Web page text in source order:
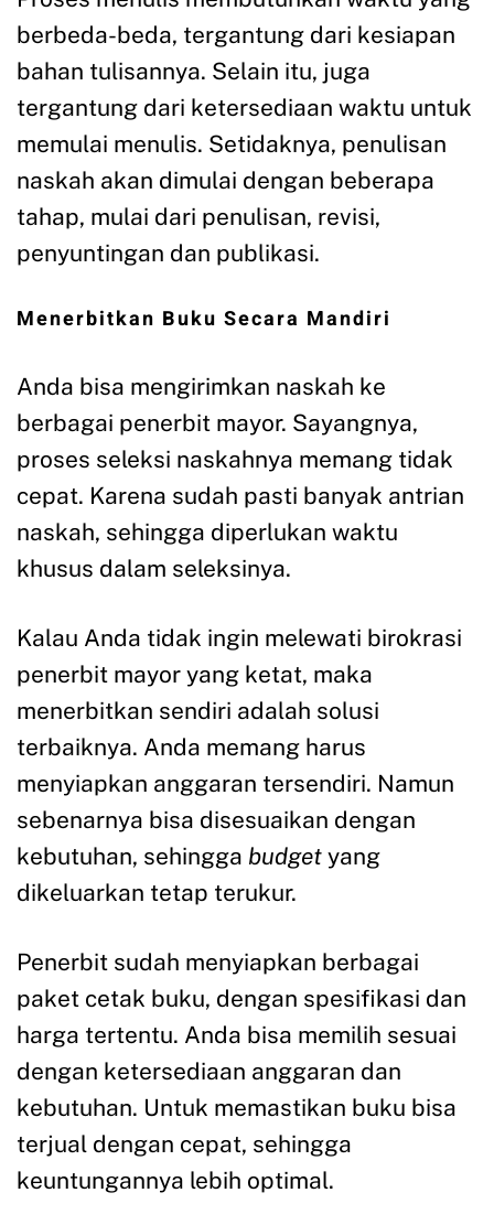
berbeda-beda, tergantung dari kesiapan
bahan tulisannya. Selain itu, juga
tergantung dari ketersediaan waktu untuk
memulai menulis. Setidaknya, penulisan
naskah akan dimulai dengan beberapa
tahap, mulai dari penulisan, revisi,
penyuntingan dan publikasi.
Menerbitkan Buku Secara Mandiri
Anda bisa mengirimkan naskah ke
berbagai penerbit mayor. Sayangnya,
proses seleksi naskahnya memang tidak
cepat. Karena sudah pasti banyak antrian
naskah, sehingga diperlukan waktu
khusus dalam seleksinya.
Kalau Anda tidak ingin melewati birokrasi
penerbit mayor yang ketat, maka
menerbitkan sendiri adalah solusi
terbaiknya. Anda memang harus
menyiapkan anggaran tersendiri. Namun
sebenarnya bisa disesuaikan dengan
kebutuhan, sehingga budget yang
dikeluarkan tetap terukur.
Penerbit sudah menyiapkan berbagai
paket cetak buku, dengan spesifikasi dan
harga tertentu. Anda bisa memilih sesuai
dengan ketersediaan anggaran dan
kebutuhan. Untuk memastikan buku bisa
terjual dengan cepat, sehingga
keuntungannya lebih optimal.